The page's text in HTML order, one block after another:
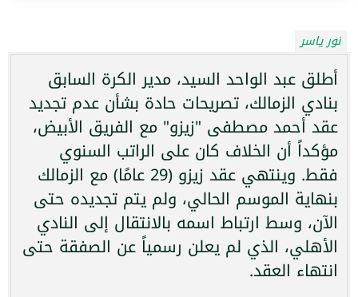
نور ياسر
أطلق عبد الواحد السيد، مدير الكرة السابق
بنادي الزمالك، تصريحات حادة بشأن عدم تجديد
عقد أحمد مصطفى "زيزو" مع الفريق الأبيض،
مؤكداً أن الخلاف كان على الراتب السنوي
فقط. وينتهي عقد زيزو (29 عامًا) مع الزمالك
بنهاية الموسم الحالي، ولم يتم تجديده حتى
الآن، وسط ارتباط اسمه بالانتقال إلى النادي
الأهلي، الذي لم يعلن رسمياً عن الصفقة حتى
انتهاء العقد.